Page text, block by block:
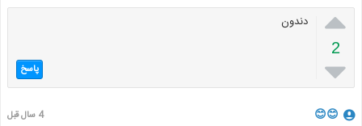

2

دندون
پاسخ
😊😊 4 سال قبل